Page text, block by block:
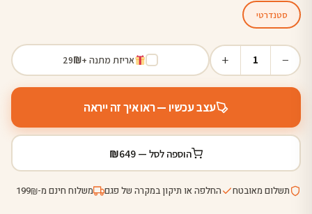
סטנדרטי
−
1
+ אריזת מתנה +₪
29
עצב עכשיו — ראו איך זה ייראה
הוספה לסל — ₪649
תשלום מאובטח החלפה או תיקון במקרה של פגם משלוח חינם מ-₪
199